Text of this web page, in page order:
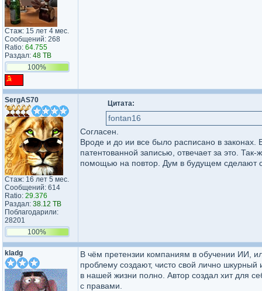
Стаж: 15 лет 4 мес.
Сообщений: 268
Ratio: 64.755
Раздал: 48 TB
100%
SergAS70
Стаж: 16 лет 5 мес.
Сообщений: 614
Ratio: 29.376
Раздал: 38.12 TB
Поблагодарили:
28201
100%
Цитата:
fontan16
Согласен.
Вроде и до ии все было расписано в законах.
патентованной записью, отвечает за это.
помощью на повтор. Дум в будущем сделают
kladg
В чём претензии компаниям в обучении ИИ,
проблему создают, чисто свой лично шкурный
в нашей жизни полно. Автор создал хит для
с правами.